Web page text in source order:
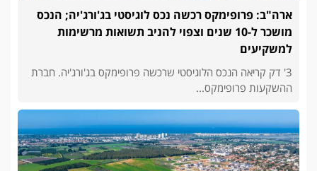
ארה"ב: פרופימקס רכשה נכס לוגיסטי בג'ורג'יה; הנכס
מושכר ל-10 שנים וצפוי להניב תשואות מרשימות
למשקיעים
3' דק קריאה הנכס הלוגיסטי שרכשה פרופימקס בג'ורג'יה. חברת
ההשקעות פרופימקס...